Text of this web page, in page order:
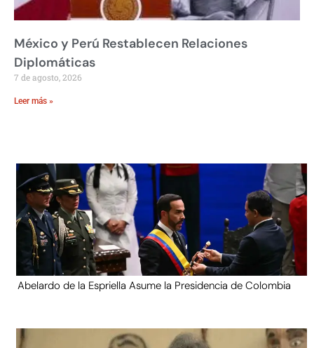
México y Perú Restablecen Relaciones
Diplomáticas
7 de agosto, 2026
Leer más »
Abelardo de la Espriella Asume la Presidencia de Colombia